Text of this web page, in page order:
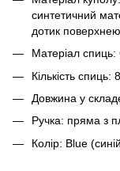
синтетичний
дотик поверхнею
Матеріал
Кількість спиць: 8
Довжина у
Ручка: пряма з
Колір: Blue